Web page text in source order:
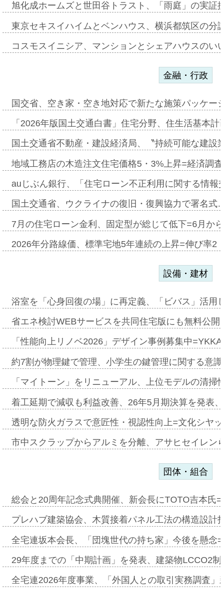
旭化成ホームズと世田谷トラスト、「雨庭」の実
東京セキスイハイムとベンハウス、横浜都筑区の
コスモスイニシア、マンションとシェアハウスの
金融・行政
国交省、空き家・空き地対応で新たな施策パッケ
「2026年版国土交通白書」住宅分野、住生活基本
国土交通省不動産・建設経済局、〝持続可能な建
地域工務店の木造注文住宅価格5・3%上昇=経済調
auじぶん銀行、「住宅ローン不正利用に関する情
国土交通省、ウクライナの復旧・復興協力で署名
7月の住宅ローン金利、固定型が総じて低下=6月か
2026年分路線価、標準宅地5年連続の上昇=伸び率
設備・建材
浴室を「心身回復の場」に再定義、「ビバス」活
省エネ検討WEBサービスを共同住宅版にも無料公
「性能向上リノベ2026」デザイン事例募集中
約7割が物理鍵で管理、小学生の鍵管理に関する意
「マイトーン」をリニューアル、上位モデルの清
着工延期で減収も利益改善、26年5月期決算を発表
透明な防火ガラスで意匠性・視認性向上=文化シヤ
市中スクラップからアルミを分離、アサヒセイレ
団体・組合
総会と20周年記念式典開催、新会長にTOTO吉本氏
プレハブ建築協会、木質接着パネル工法の構造設
全宅連坂本会長、「団塊世代の持ち家」今後を懸
29年度までの「中期計画」を発表、建築物LCCO2
全宅連2026年度事業、「外国人との取引実務調査